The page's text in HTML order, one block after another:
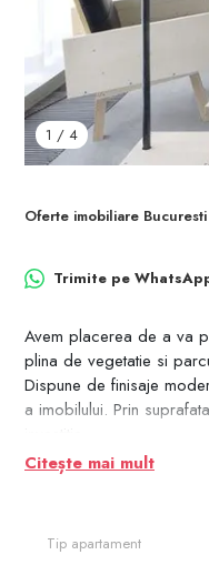
1 / 4
Oferte imobiliare Bucuresti
Trimite pe
Avem placerea de a va
plina de vegetatie si
Dispune de finisaje
a imobilului. Prin
Pentru detalii si vizionari
Citește mai mult
Tip apartament